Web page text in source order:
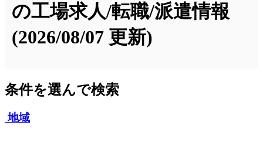
の工場求人/転職/派遣情報
(2026/08/07 更新)
条件を選んで検索
地域